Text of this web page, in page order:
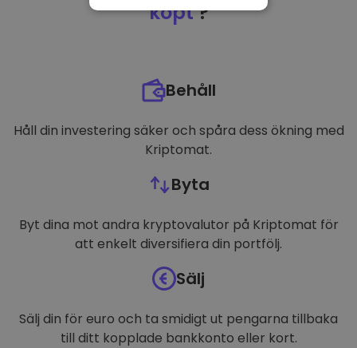
köpt?
Behåll
Håll din investering säker och spåra dess ökning med
Kriptomat.
Byta
Byt dina mot andra kryptovalutor på Kriptomat för
att enkelt diversifiera din portfölj.
Sälj
Sälj din för euro och ta smidigt ut pengarna tillbaka
till ditt kopplade bankkonto eller kort.
PRESTANDA
FUNKTIONER